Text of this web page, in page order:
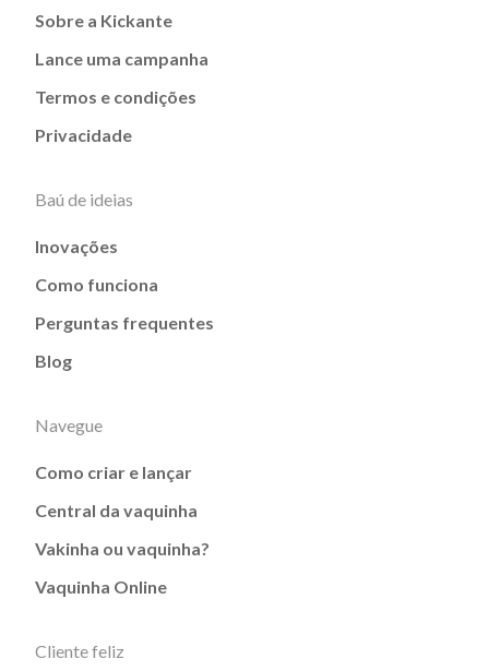
Sobre a Kickante
Lance uma campanha
Termos e condições
Privacidade
Baú de ideias
Inovações
Como funciona
Perguntas frequentes
Blog
Navegue
Como criar e lançar
Central da vaquinha
Vakinha ou vaquinha?
Vaquinha Online
Cliente feliz